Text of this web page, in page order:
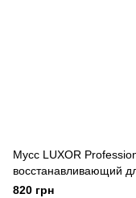
Мусс LUXOR
восстанавливающий
поврежденных волос
820 грн